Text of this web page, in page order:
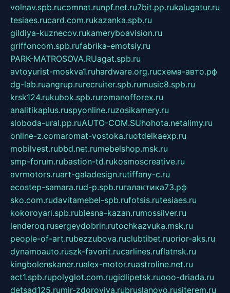
volnav.spb.rucomnat.runpf.net.ru7bit.pp.rukalugatur.ru
tesiaes.rucard.com.rukazanka.spb.ru
gildiya-kuznecov.rukameryboavision.ru
griffoncom.spb.rufabrika-emotsiy.ru
PARK-MATROSOVA.RUagat.spb.ru
avtoyurist-moskva1.ruhardware.org.ruсхема-авто.рф
dg-lab.ruangrup.rurecruiter.spb.rumusic8.spb.ru
krsk124.rukubok.spb.ruromanofforex.ru
analitikaplus.ruspyonline.ruzosikamery.ru
sloboda-ural.pp.ruAUTO-COM.SUhohota.netalimy.ru
online-z.comaromat-vostoka.ruotdelkaexp.ru
mobilvest.rubbd.net.rumebelshop.msk.ru
smp-forum.rubastion-td.rukosmoscreative.ru
avrmotors.ruart-galadesign.rutiffany-c.ru
ecostep-samara.rud-p.spb.ruгалактика73.рф
sko.com.rudavitamebel-spb.rufotsis.rutesiaes.ru
kokoroyari.spb.rublesna-kazan.rumossilver.ru
lenderoq.rusergeydobrin.rutochkazvuka.msk.ru
people-of-art.rubezzubova.ruclubtibet.ruorior-aks.ru
dynamoauto.ruszk-favorit.rucarlines.ruflatnsk.ru
kingbolenskaner.rualex-motor.ruastroline.net.ru
act1.spb.rupolyglot.com.rugidlipetsk.ruooo-driada.ru
detsad125.rumir-zdoroviya.rubruslanovo.rusiterem.ru